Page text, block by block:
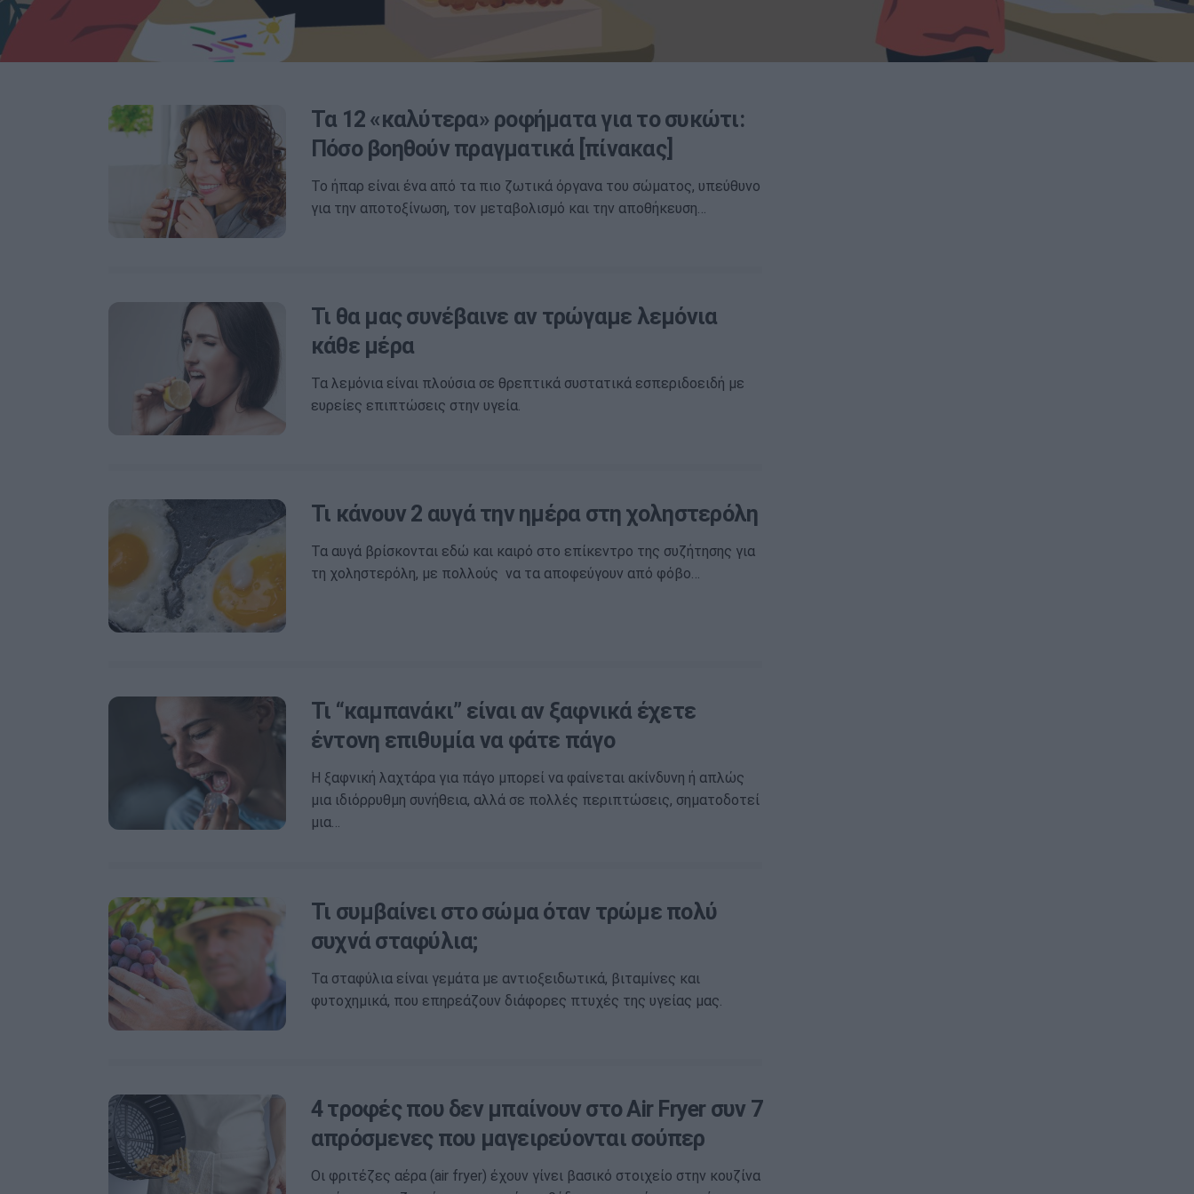
Τα 12 «καλύτερα» ροφήματα για το συκώτι:
Πόσο βοηθούν πραγματικά [πίνακας]
Το ήπαρ είναι ένα από τα πιο ζωτικά όργανα του σώματος, υπεύθυνο
για την αποτοξίνωση, τον μεταβολισμό και την αποθήκευση…
Τι θα μας συνέβαινε αν τρώγαμε λεμόνια
κάθε μέρα
Τα λεμόνια είναι πλούσια σε θρεπτικά συστατικά εσπεριδοειδή με
ευρείες επιπτώσεις στην υγεία.
Τι κάνουν 2 αυγά την ημέρα στη χοληστερόλη
Τα αυγά βρίσκονται εδώ και καιρό στο επίκεντρο της συζήτησης για
τη χοληστερόλη, με πολλούς να τα αποφεύγουν από φόβο…
Τι “καμπανάκι” είναι αν ξαφνικά έχετε
έντονη επιθυμία να φάτε πάγο
Η ξαφνική λαχτάρα για πάγο μπορεί να φαίνεται ακίνδυνη ή απλώς
μια ιδιόρρυθμη συνήθεια, αλλά σε πολλές περιπτώσεις, σηματοδοτεί
μια…
Τι συμβαίνει στο σώμα όταν τρώμε πολύ
συχνά σταφύλια;
Τα σταφύλια είναι γεμάτα με αντιοξειδωτικά, βιταμίνες και
φυτοχημικά, που επηρεάζουν διάφορες πτυχές της υγείας μας.
4 τροφές που δεν μπαίνουν στο Air Fryer συν 7
απρόσμενες που μαγειρεύονται σούπερ
Οι φριτέζες αέρα (air fryer) έχουν γίνει βασικό στοιχείο στην κουζίνα